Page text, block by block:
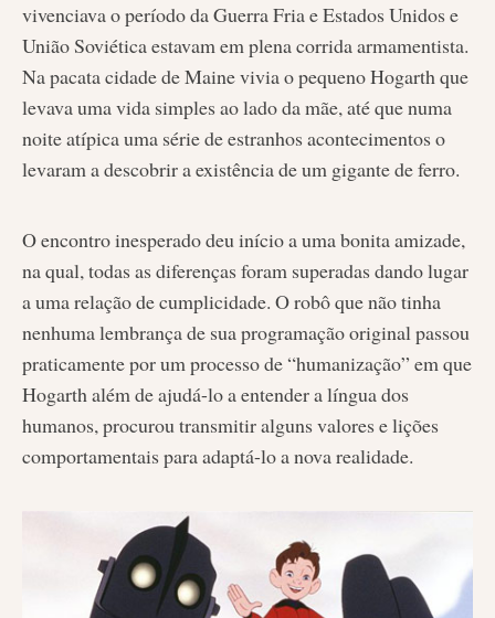
vivenciava o período da Guerra Fria e Estados Unidos e
União Soviética estavam em plena corrida armamentista.
Na pacata cidade de Maine vivia o pequeno Hogarth que
levava uma vida simples ao lado da mãe, até que numa
noite atípica uma série de estranhos acontecimentos o
levaram a descobrir a existência de um gigante de ferro.
O encontro inesperado deu início a uma bonita amizade,
na qual, todas as diferenças foram superadas dando lugar
a uma relação de cumplicidade. O robô que não tinha
nenhuma lembrança de sua programação original passou
praticamente por um processo de “humanização” em que
Hogarth além de ajudá-lo a entender a língua dos
humanos, procurou transmitir alguns valores e lições
comportamentais para adaptá-lo a nova realidade.